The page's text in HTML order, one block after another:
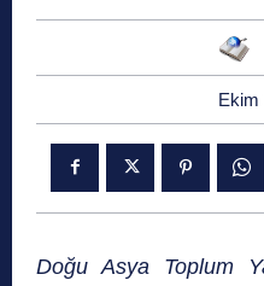
Ekim
Doğu Asya Toplum